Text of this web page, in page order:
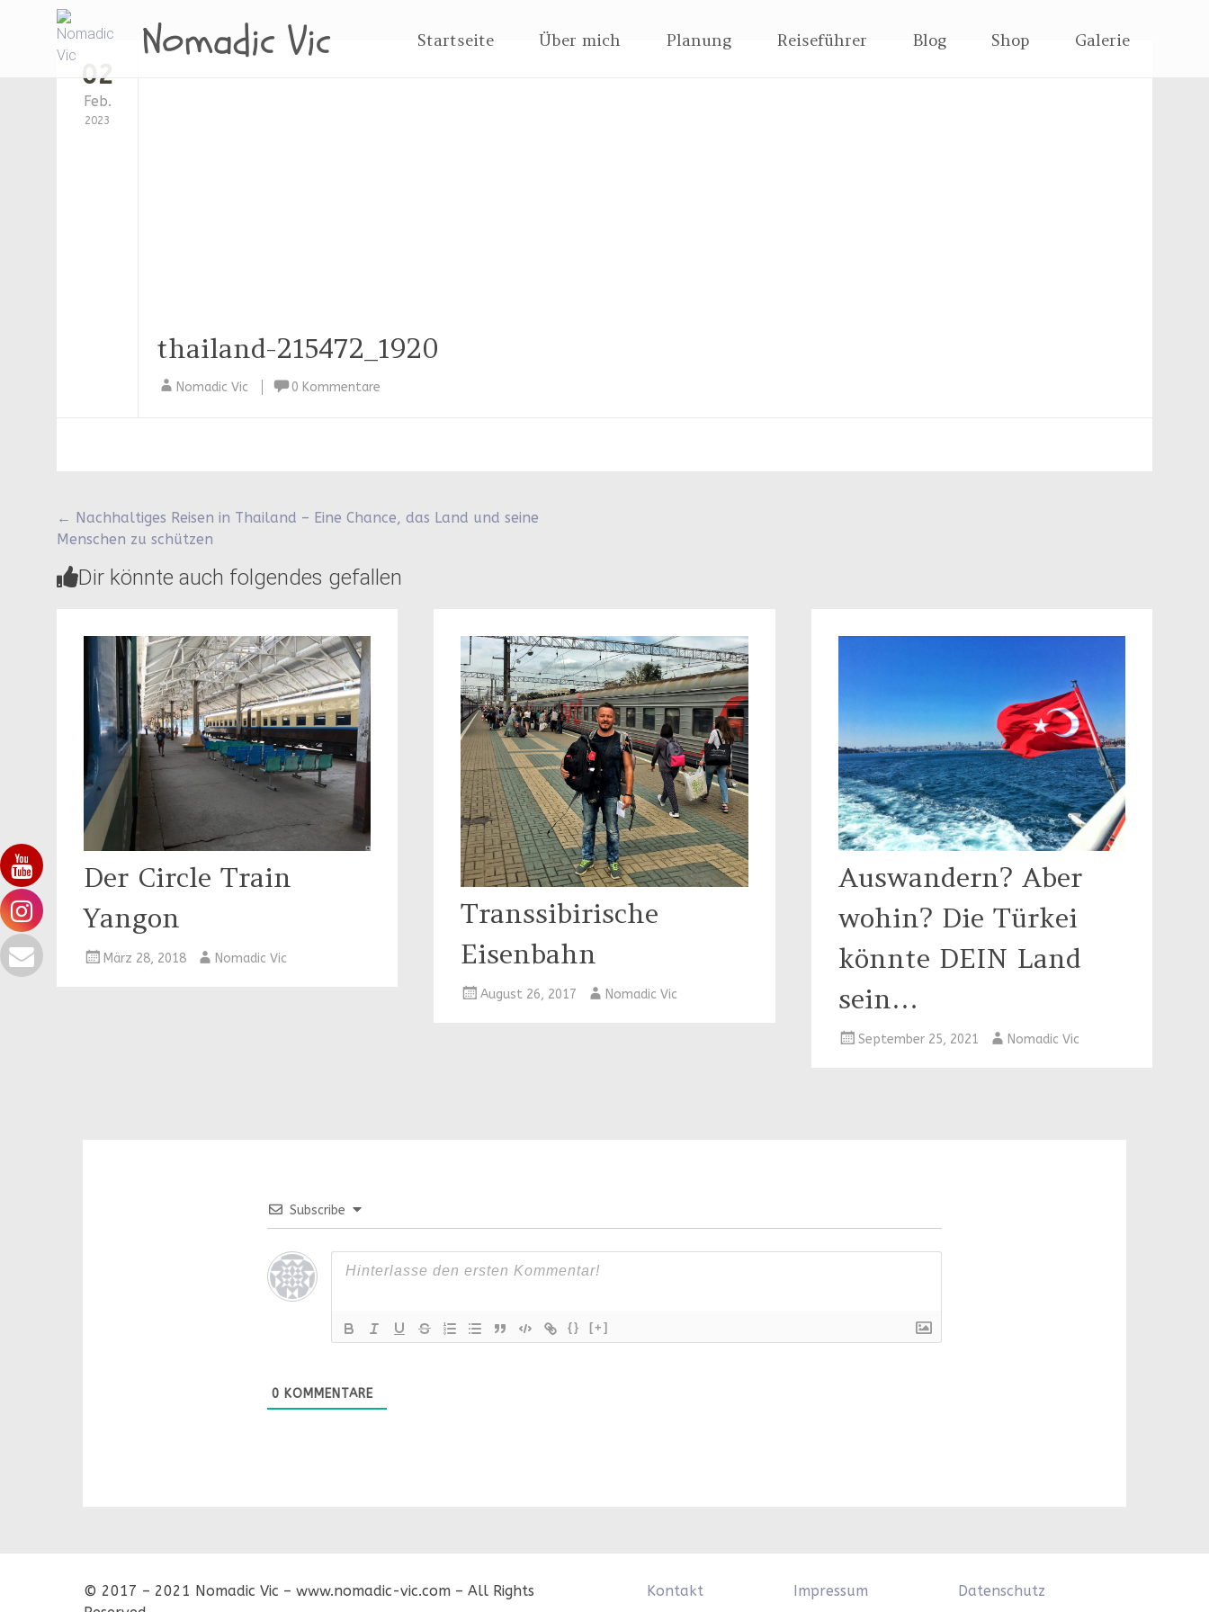
Nomadic Vic
Inhalt
Startseite Über mich Planung Reiseführer Blog Shop Galerie
02
Feb.
2023
thailand-215472_1920
Nomadic Vic 0 Kommentare
Beitragsnavigation
← Nachhaltiges Reisen in Thailand – Eine Chance, das Land und seine
Menschen zu schützen
Dir könnte auch folgendes gefallen
Der Circle Train
Yangon
März 28, 2018 Nomadic Vic
Transsibirische
Eisenbahn
August 26, 2017 Nomadic Vic
Auswandern? Aber
wohin? Die Türkei
könnte DEIN Land
sein…
September 25, 2021 Nomadic Vic
Subscribe
{} [+]
0 KOMMENTARE
© 2017 – 2021 Nomadic Vic – www.nomadic-vic.com – All Rights
Kontakt Impressum Datenschutz